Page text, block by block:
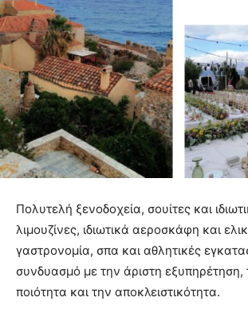
Πολυτελή ξενοδοχεία, σουίτες και
λιμουζίνες, ιδιωτικά αεροσκάφη και
γαστρονομία, σπα και αθλητικές
συνδυασμό με την άριστη
ποιότητα και την αποκλειστικότητα.